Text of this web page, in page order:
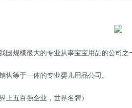
模最大的专业从事宝宝用品的公司之
等于一体的专业婴儿用品公司。
五百强企业，世界名牌）